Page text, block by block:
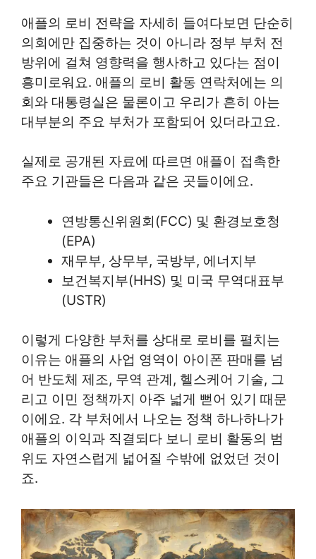
애플의 로비 전략을 자세히 들여다보면 단순히
의회에만 집중하는 것이 아니라 정부 부처 전
방위에 걸쳐 영향력을 행사하고 있다는 점이
흥미로워요. 애플의 로비 활동 연락처에는 의
회와 대통령실은 물론이고 우리가 흔히 아는
대부분의 주요 부처가 포함되어 있더라고요.
실제로 공개된 자료에 따르면 애플이 접촉한
주요 기관들은 다음과 같은 곳들이에요.
연방통신위원회(FCC) 및 환경보호청
(EPA)
재무부, 상무부, 국방부, 에너지부
보건복지부(HHS) 및 미국 무역대표부
(USTR)
이렇게 다양한 부처를 상대로 로비를 펼치는
이유는 애플의 사업 영역이 아이폰 판매를 넘
어 반도체 제조, 무역 관계, 헬스케어 기술, 그
리고 이민 정책까지 아주 넓게 뻗어 있기 때문
이에요. 각 부처에서 나오는 정책 하나하나가
애플의 이익과 직결되다 보니 로비 활동의 범
위도 자연스럽게 넓어질 수밖에 없었던 것이
죠.